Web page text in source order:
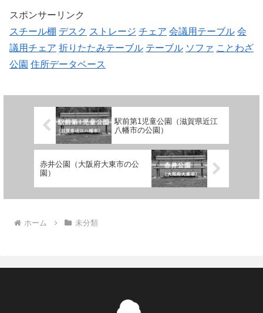
スポンサーリンク
スチール棚 デスク ストレージ チェア 会議用テーブル 会
議用チェア 折りたたみテーブル テーブル ソファ ことわざ
公園 住所データベース
駅前第1児童公園（滋賀県近江
八幡市の公園）
赤井公園（大阪府大東市の公
園）
ホーム 未分類